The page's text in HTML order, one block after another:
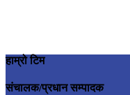
हाम्रो टिम
संचालक/प्रधान सम्पादक